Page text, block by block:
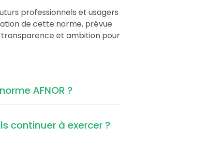
professionnels et usagers
de cette norme, prévue
transparence et ambition pour
AFNOR ?
continuer à exercer ?